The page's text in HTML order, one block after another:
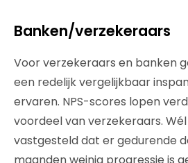
Banken/verzekeraars
Voor verzekeraars en banken
een redelijk vergelijkbaar
ervaren. NPS-scores lopen
voordeel van verzekeraars.
vastgesteld dat er gedurende
maanden weinig progressie is